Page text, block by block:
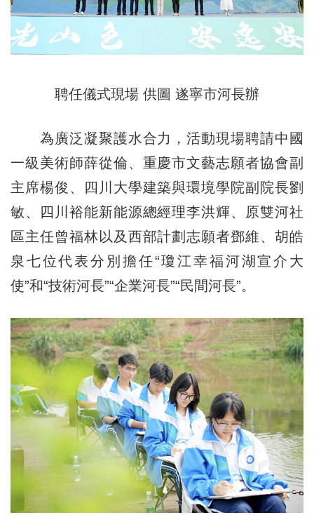
聘任儀式現場 供圖 遂寧市河長辦
為廣泛凝聚護水合力，活動現場聘請中國
一級美術師薛從倫、重慶市文藝志願者協會副
主席楊俊、四川大學建築與環境學院副院長劉
敏、四川裕能新能源總經理李洪輝、原雙河社
區主任曾福林以及西部計劃志願者鄧維、胡皓
泉七位代表分別擔任“瓊江幸福河湖宣介大
使”和“技術河長”“企業河長”“民間河長”。